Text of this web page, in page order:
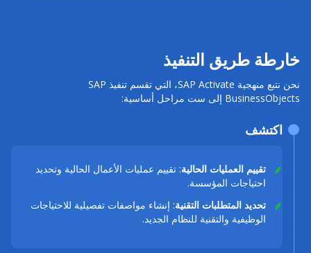
خارطة طريق التنفيذ
نحن نتبع منهجية SAP Activate، التي تقسم تنفيذ SAP
BusinessObjects إلى ست مراحل أساسية:
تقييم العمليات الحالية: تقييم عمليات الأعمال الحالية وتحديد
احتياجات المؤسسة.
تحديد المتطلبات التقنية: إنشاء مواصفات تفصيلية للاحتياجات
الوظيفية والتقنية للنظام الجديد.
اكتشف